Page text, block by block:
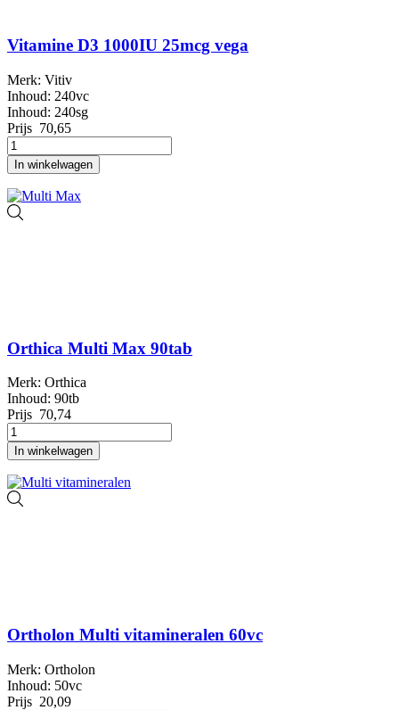
Vitamine D3 1000IU 25mcg vega
Merk: Vitiv
Inhoud: 240vc
Inhoud: 240sg
Prijs 70,65
In winkelwagen
Orthica Multi Max 90tab
Merk: Orthica
Inhoud: 90tb
Prijs 70,74
In winkelwagen
Ortholon Multi vitamineralen 60vc
Merk: Ortholon
Inhoud: 50vc
Prijs 20,09